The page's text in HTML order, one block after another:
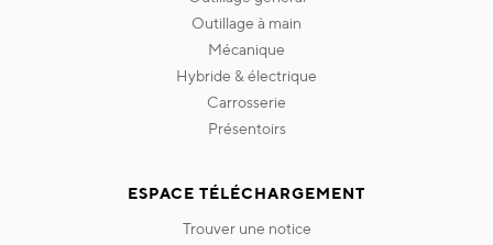
outillage à main
mécanique
hybride & électrique
carrosserie
présentoirs
ESPACE TÉLÉCHARGEMENT
trouver une notice